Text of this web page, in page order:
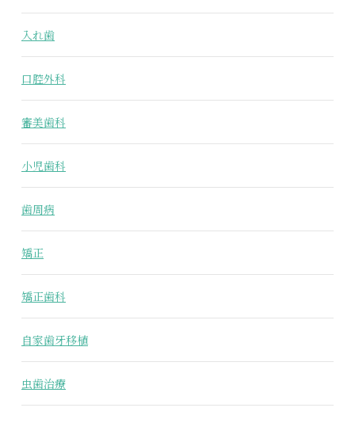
入れ歯
口腔外科
審美歯科
小児歯科
歯周病
矯正
矯正歯科
自家歯牙移植
虫歯治療